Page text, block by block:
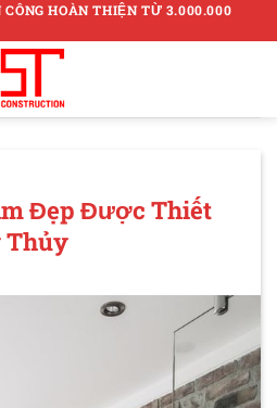
HOÀN THIỆN TỪ 3.000.000
Đẹp Được Thiết
Thủy